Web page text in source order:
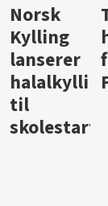
Knalltall
for Açai
Bowl